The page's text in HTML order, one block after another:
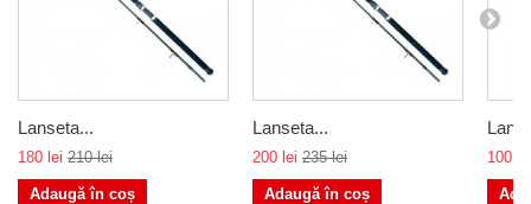
Lanseta...
180 lei 210 lei
Adaugă în coș
Lanseta...
200 lei 235 lei
Adaugă în coș
100 lei